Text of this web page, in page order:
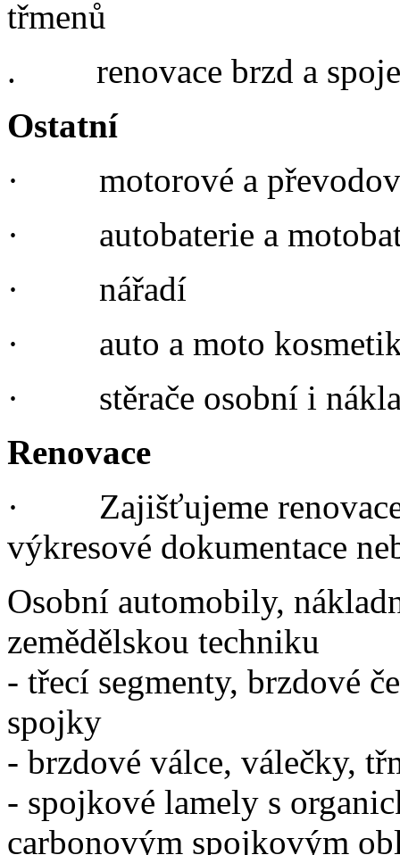
třmenů
.
renovace brzd a
Ostatní
·
motorové a
·
autobaterie a
·
nářadí
·
auto a moto
·
stěrače osobní i
Renovace
·
Zajišťujeme
výkresové dokumentace
Osobní automobily,
zemědělskou techniku
- třecí segmenty, brzdové
spojky
- brzdové válce, válečky,
- spojkové lamely s
carbonovým spojkovým